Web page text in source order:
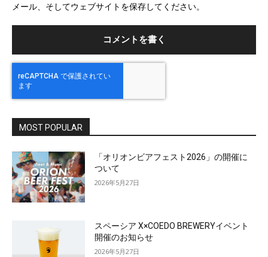
メール、そしてウェブサイトを保存してください。
MOST POPULAR
「オリオンビアフェスト2026」の開催に
ついて
2026年5月27日
スペーシア X×COEDO BREWERYイベント
開催のお知らせ
2026年5月27日